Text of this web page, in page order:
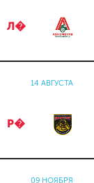
Л�
14 АВГУСТА
Р�
09 НОЯБРЯ